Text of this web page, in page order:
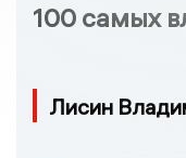
100 самых
Лисин